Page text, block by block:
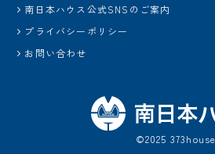
南日本ハウス公式SNSのご案内
プライバシーポリシー
お問い合わせ
©2025 373house